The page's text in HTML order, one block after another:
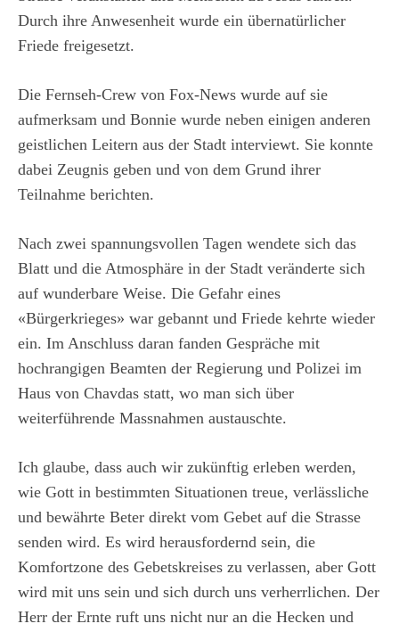
Durch ihre Anwesenheit wurde ein übernatürlicher
Friede freigesetzt.
Die Fernseh-Crew von Fox-News wurde auf sie
aufmerksam und Bonnie wurde neben einigen anderen
geistlichen Leitern aus der Stadt interviewt. Sie konnte
dabei Zeugnis geben und von dem Grund ihrer
Teilnahme berichten.
Nach zwei spannungsvollen Tagen wendete sich das
Blatt und die Atmosphäre in der Stadt veränderte sich
auf wunderbare Weise. Die Gefahr eines
«Bürgerkrieges» war gebannt und Friede kehrte wieder
ein. Im Anschluss daran fanden Gespräche mit
hochrangigen Beamten der Regierung und Polizei im
Haus von Chavdas statt, wo man sich über
weiterführende Massnahmen austauschte.
Ich glaube, dass auch wir zukünftig erleben werden,
wie Gott in bestimmten Situationen treue, verlässliche
und bewährte Beter direkt vom Gebet auf die Strasse
senden wird. Es wird herausfordernd sein, die
Komfortzone des Gebetskreises zu verlassen, aber Gott
wird mit uns sein und sich durch uns verherrlichen. Der
Herr der Ernte ruft uns nicht nur an die Hecken und